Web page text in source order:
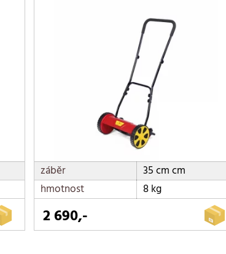
záběr
35 cm cm
hmotnost
8 kg
2 690,-